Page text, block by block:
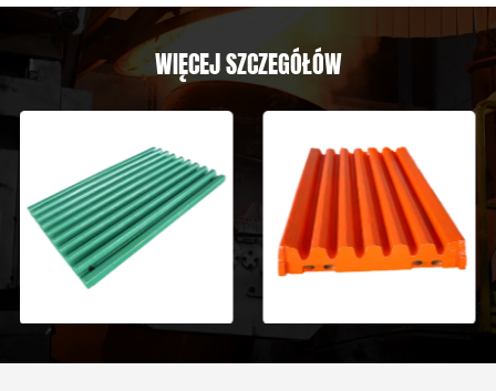
WIĘCEJ SZCZEGÓŁÓW